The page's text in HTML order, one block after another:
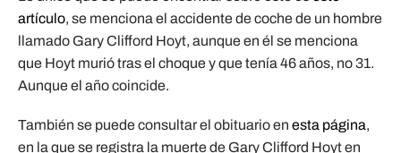
artículo, se menciona el accidente de coche de un hombre
llamado Gary Clifford Hoyt, aunque en él se menciona
que Hoyt murió tras el choque y que tenía 46 años, no 31.
Aunque el año coincide.
También se puede consultar el obituario en esta página,
en la que se registra la muerte de Gary Clifford Hoyt en